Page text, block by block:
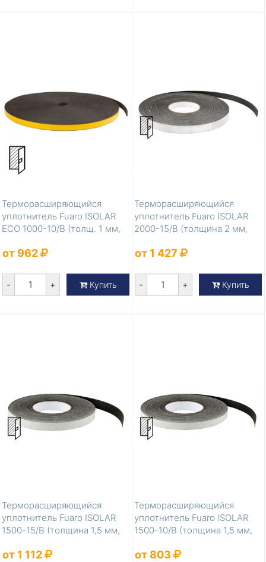
Терморасширяющийся
уплотнитель Fuaro ISOLAR
ECO 1000-10/B (толщ. 1 мм,
от 962
- + Купить
Терморасширяющийся
уплотнитель Fuaro ISOLAR
2000-15/B (толщина 2 мм,
от 1 427
- + Купить
Терморасширяющийся
уплотнитель Fuaro ISOLAR
1500-15/B (толщина 1,5 мм,
от 1 112
Терморасширяющийся
уплотнитель Fuaro ISOLAR
1500-10/B (толщина 1,5 мм,
от 803